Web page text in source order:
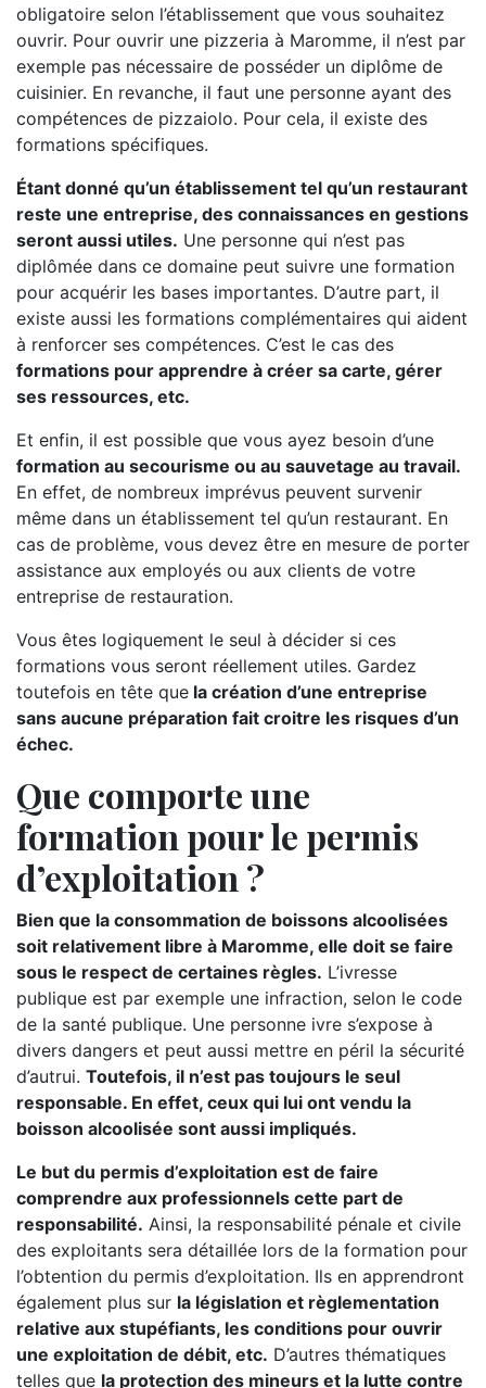
obligatoire selon l’établissement que vous souhaitez
ouvrir. Pour ouvrir une pizzeria à Maromme, il n’est par
exemple pas nécessaire de posséder un diplôme de
cuisinier. En revanche, il faut une personne ayant des
compétences de pizzaiolo. Pour cela, il existe des
formations spécifiques.
Étant donné qu’un établissement tel qu’un restaurant
reste une entreprise, des connaissances en gestions
seront aussi utiles. Une personne qui n’est pas
diplômée dans ce domaine peut suivre une formation
pour acquérir les bases importantes. D’autre part, il
existe aussi les formations complémentaires qui aident
à renforcer ses compétences. C’est le cas des
formations pour apprendre à créer sa carte, gérer
ses ressources, etc.
Et enfin, il est possible que vous ayez besoin d’une
formation au secourisme ou au sauvetage au travail.
En effet, de nombreux imprévus peuvent survenir
même dans un établissement tel qu’un restaurant. En
cas de problème, vous devez être en mesure de porter
assistance aux employés ou aux clients de votre
entreprise de restauration.
Vous êtes logiquement le seul à décider si ces
formations vous seront réellement utiles. Gardez
toutefois en tête que la création d’une entreprise
sans aucune préparation fait croitre les risques d’un
échec.
Que comporte une
formation pour le permis
d’exploitation ?
Bien que la consommation de boissons alcoolisées
soit relativement libre à Maromme, elle doit se faire
sous le respect de certaines règles. L’ivresse
publique est par exemple une infraction, selon le code
de la santé publique. Une personne ivre s’expose à
divers dangers et peut aussi mettre en péril la sécurité
d’autrui. Toutefois, il n’est pas toujours le seul
responsable. En effet, ceux qui lui ont vendu la
boisson alcoolisée sont aussi impliqués.
Le but du permis d’exploitation est de faire
comprendre aux professionnels cette part de
responsabilité. Ainsi, la responsabilité pénale et civile
des exploitants sera détaillée lors de la formation pour
l’obtention du permis d’exploitation. Ils en apprendront
également plus sur la législation et règlementation
relative aux stupéfiants, les conditions pour ouvrir
une exploitation de débit, etc. D’autres thématiques
telles que la protection des mineurs et la lutte contre